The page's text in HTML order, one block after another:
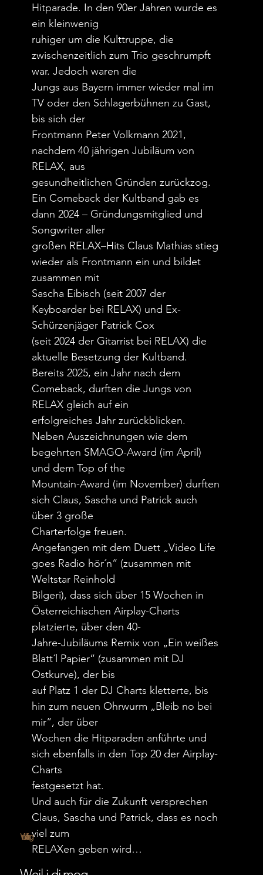
Weil i di mog
Hitparade. In den 90er Jahren wurde es
ein kleinwenig
ruhiger um die Kulttruppe, die
zwischenzeitlich zum Trio geschrumpft
war. Jedoch waren die
Jungs aus Bayern immer wieder mal im
TV oder den Schlagerbühnen zu Gast,
bis sich der
Frontmann Peter Volkmann 2021,
nachdem 40 jährigen Jubiläum von
RELAX, aus
gesundheitlichen Gründen zurückzog.
Ein Comeback der Kultband gab es
dann 2024 – Gründungsmitglied und
Songwriter aller
großen RELAX–Hits Claus Mathias stieg
wieder als Frontmann ein und bildet
zusammen mit
Sascha Eibisch (seit 2007 der
Keyboarder bei RELAX) und Ex-
Schürzenjäger Patrick Cox
(seit 2024 der Gitarrist bei RELAX) die
aktuelle Besetzung der Kultband.
Bereits 2025, ein Jahr nach dem
Comeback, durften die Jungs von
RELAX gleich auf ein
erfolgreiches Jahr zurückblicken.
Neben Auszeichnungen wie dem
begehrten SMAGO-Award (im April)
und dem Top of the
Mountain-Award (im November) durften
sich Claus, Sascha und Patrick auch
über 3 große
Charterfolge freuen.
Angefangen mit dem Duett „Video Life
goes Radio hör´n“ (zusammen mit
Weltstar Reinhold
Bilgeri), dass sich über 15 Wochen in
Österreichischen Airplay-Charts
platzierte, über den 40-
Jahre-Jubiläums Remix von „Ein weißes
Blatt´l Papier“ (zusammen mit DJ
Ostkurve), der bis
auf Platz 1 der DJ Charts kletterte, bis
hin zum neuen Ohrwurm „Bleib no bei
mir“, der über
Wochen die Hitparaden anführte und
sich ebenfalls in den Top 20 der Airplay-
Charts
festgesetzt hat.
Und auch für die Zukunft versprechen
Claus, Sascha und Patrick, dass es noch
viel zum
RELAXen geben wird…